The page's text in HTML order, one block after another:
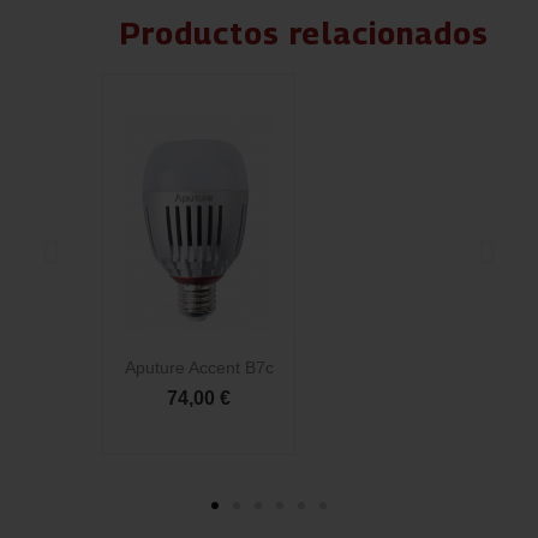
Productos relacionados
Aputure Accent B7c
74,00 €